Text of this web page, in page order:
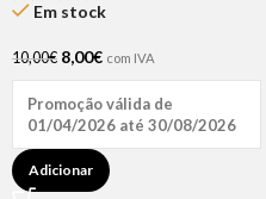
Em stock
10,00€ 8,00€ com IVA
Promoção válida de
01/04/2026 até 30/08/2026
Adicionar